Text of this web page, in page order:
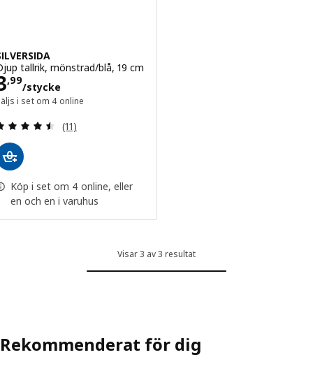
tallrik, mönstrad/blå, 19 cm
,99
/stycke
3,99/stycke
i set om 4 online
Recension: 4.5 utanför 5 stjärnor. Totalt antal
(11)
Köp i set om 4 online, eller
en och en i varuhus
Visar 3 av 3 resultat
Rekommenderat för dig